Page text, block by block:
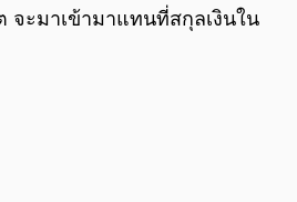
จะมาเข้ามาแทนที่สกุลเงินใน